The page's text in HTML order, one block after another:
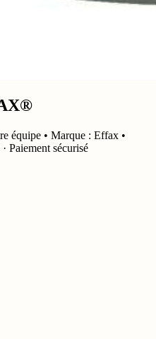
équipe • Marque : Effax •
Paiement sécurisé